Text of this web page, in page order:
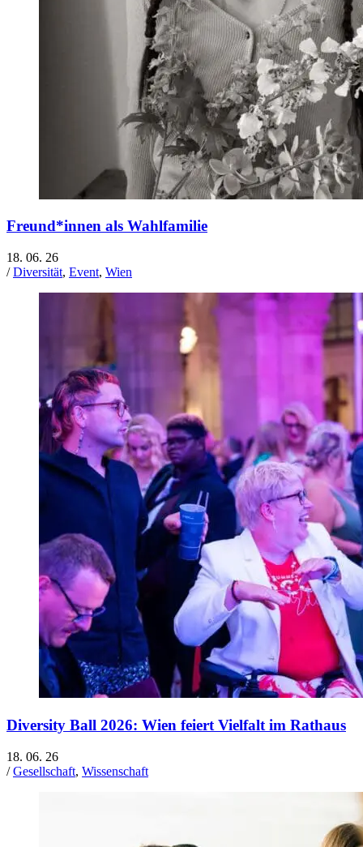
Freund*innen als Wahlfamilie
18. 06. 26
/Diversität, Event, Wien
Diversity Ball 2026: Wien feiert Vielfalt im Rathaus
18. 06. 26
/Gesellschaft, Wissenschaft